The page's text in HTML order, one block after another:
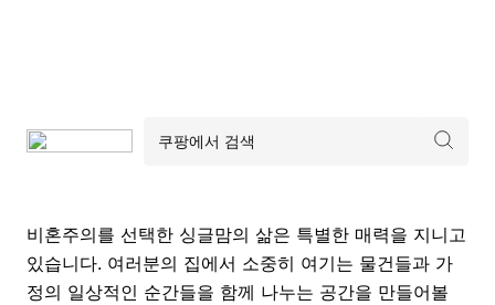
비혼주의를 선택한 싱글맘의 삶은 특별한 매력을 지니고
있습니다. 여러분의 집에서 소중히 여기는 물건들과 가
정의 일상적인 순간들을 함께 나누는 공간을 만들어볼